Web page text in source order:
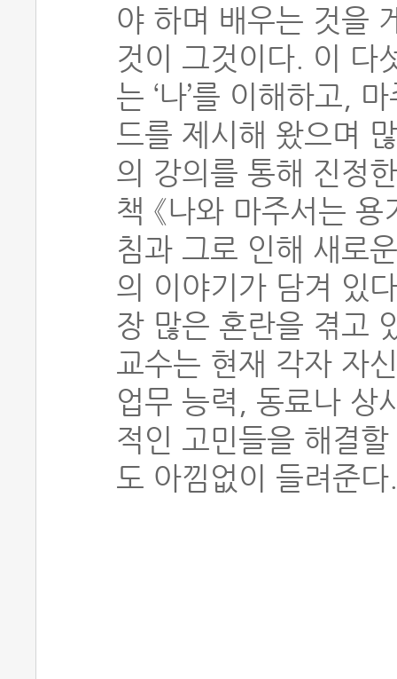
야 하며 배우는 것을
것이 그것이다. 이 다
는 ‘나’를 이해하고,
드를 제시해 왔으며
의 강의를 통해 진정
책 《나와 마주서는
침과 그로 인해 새로
의 이야기가 담겨 있
장 많은 혼란을 겪고
교수는 현재 각자 자
업무 능력, 동료나 상
적인 고민들을 해결
도 아낌없이 들려준다.